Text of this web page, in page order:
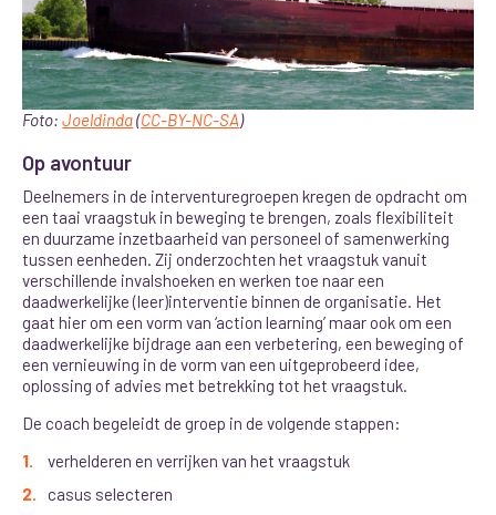
Foto:Joeldinda(CC-BY-NC-SA)
Op avontuur
Deelnemers in de interventuregroepen kregen de opdracht om
een taai vraagstuk in beweging te brengen, zoals flexibiliteit
en duurzame inzetbaarheid van personeel of samenwerking
tussen eenheden. Zij onderzochten het vraagstuk vanuit
verschillende invalshoeken en werken toe naar een
daadwerkelijke (leer)interventie binnen de organisatie. Het
gaat hier om een vorm van ‘action learning’ maar ook om een
daadwerkelijke bijdrage aan een verbetering, een beweging of
een vernieuwing in de vorm van een uitgeprobeerd idee,
oplossing of advies met betrekking tot het vraagstuk.
De coach begeleidt de groep in de volgende stappen:
verhelderen en verrijken van het vraagstuk
casus selecteren